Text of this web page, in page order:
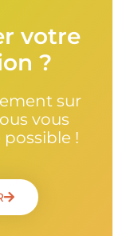
votre
?
sur
vous
!